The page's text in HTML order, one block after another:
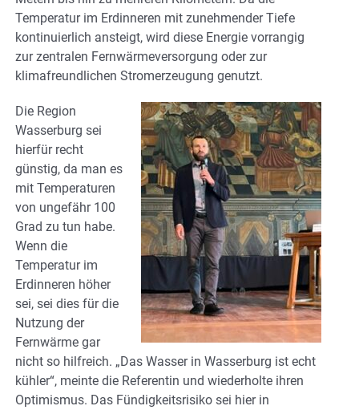
Temperatur im Erdinneren mit zunehmender Tiefe
kontinuierlich ansteigt, wird diese Energie vorrangig
zur zentralen Fernwärmeversorgung oder zur
klimafreundlichen Stromerzeugung genutzt.
Die Region
Wasserburg sei
hierfür recht
günstig, da man es
mit Temperaturen
von ungefähr 100
Grad zu tun habe.
Wenn die
Temperatur im
Erdinneren höher
sei, sei dies für die
Nutzung der
Fernwärme gar
nicht so hilfreich. „Das Wasser in Wasserburg ist echt
kühler“, meinte die Referentin und wiederholte ihren
Optimismus. Das Fündigkeitsrisiko sei hier in